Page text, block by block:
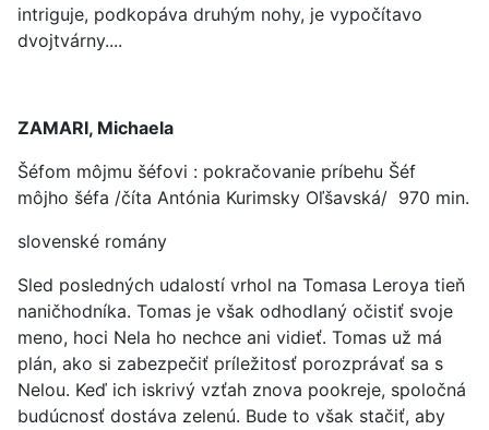
intriguje, podkopáva druhým nohy, je vypočítavo
dvojtvárny....
ZAMARI, Michaela
Šéfom môjmu šéfovi : pokračovanie príbehu Šéf
môjho šéfa /číta Antónia Kurimsky Oľšavská/ 970 min.
slovenské romány
Sled posledných udalostí vrhol na Tomasa Leroya tieň
naničhodníka. Tomas je však odhodlaný očistiť svoje
meno, hoci Nela ho nechce ani vidieť. Tomas už má
plán, ako si zabezpečiť príležitosť porozprávať sa s
Nelou. Keď ich iskrivý vzťah znova pookreje, spoločná
budúcnosť dostáva zelenú. Bude to však stačiť, aby